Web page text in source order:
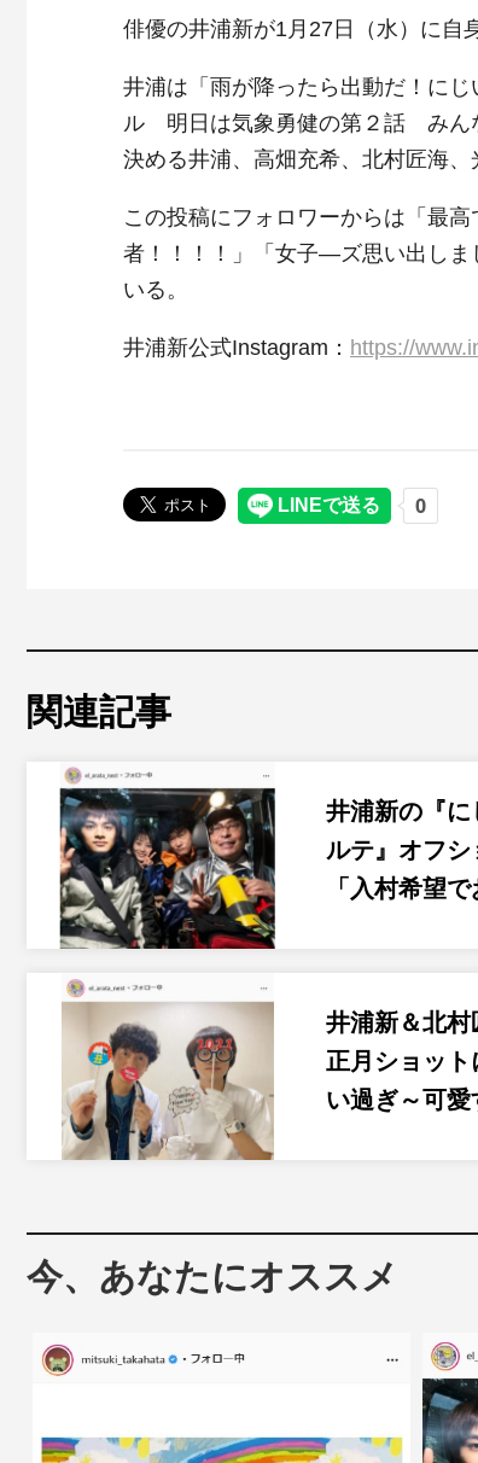
俳優の井浦新が1月27日（水）に自
井浦は「雨が降ったら出動だ！に
ル 明日は気象勇健の第２話 みん
決める井浦、高畑充希、北村匠海、
この投稿にフォロワーからは「最
者！！！！」「女子―ズ思い出しま
いる。
井浦新公式Instagram： https://
関連記事
井浦新の『に
ルテ』オフシ
「入村希望
井浦新＆北村
正月ショット
い過ぎ～可
今、あなたにオススメ